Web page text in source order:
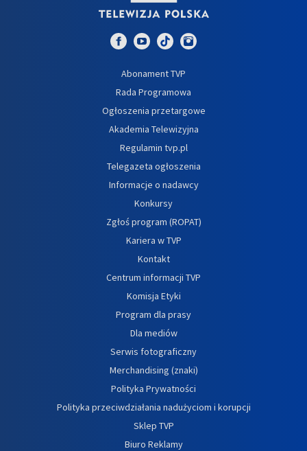
Abonament TVP
Rada Programowa
Ogłoszenia przetargowe
Akademia Telewizyjna
Regulamin tvp.pl
Telegazeta ogłoszenia
Informacje o nadawcy
Konkursy
Zgłoś program (ROPAT)
Kariera w TVP
Kontakt
Centrum informacji TVP
Komisja Etyki
Program dla prasy
Dla mediów
Serwis fotograficzny
Merchandising (znaki)
Polityka Prywatności
Polityka przeciwdziałania nadużyciom i korupcji
Sklep TVP
Biuro Reklamy